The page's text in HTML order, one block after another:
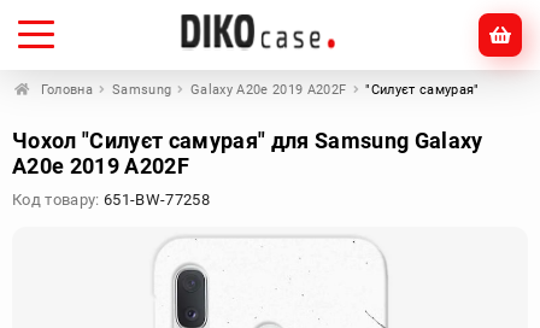
Головна Samsung Galaxy A20e 2019 A202F "Силуєт самурая"
Чохол "Силуєт самурая" для Samsung Galaxy
A20e 2019 A202F
Код товару: 651-BW-77258